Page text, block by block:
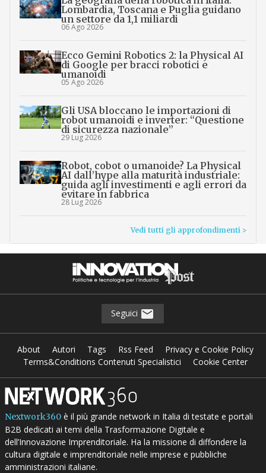
Lombardia, Toscana e Puglia guidano
un settore da 1,1 miliardi
06 Ago 2026
Ecco Gemini Robotics 2: la Physical AI
di Google per bracci robotici e
umanoidi
05 Ago 2026
Gli USA bloccano le importazioni di
robot umanoidi e inverter: “Questione
di sicurezza nazionale”
29 Lug 2026
Robot, cobot o umanoide? La Physical
AI dall’hype alla maturità industriale:
guida agli investimenti e agli errori da
evitare in fabbrica
28 Lug 2026
Vedi tutti gli approfondimenti >
Seguici
About Autori Tags Rss Feed
Privacy e Cookie Policy
Terms&Conditions Contenuti Specialistici
Cookie Center
Nextwork360è il più grande network in Italia di testate e portali
B2B dedicati ai temi della Trasformazione Digitale e
dell’Innovazione Imprenditoriale. Ha la missione di diffondere la
cultura digitale e imprenditoriale nelle imprese e pubbliche
amministrazioni italiane.